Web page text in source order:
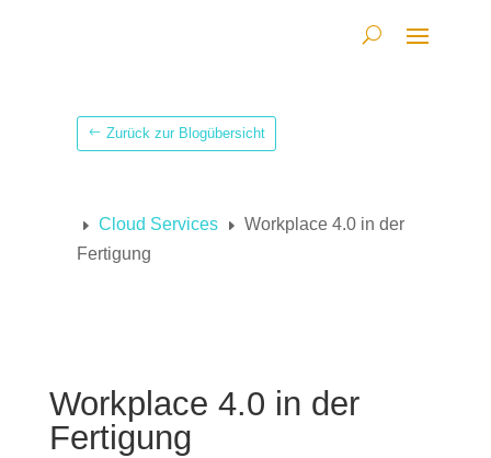
Zurück zur Blogübersicht
E Cloud Services E Workplace 4.0 in der
Fertigung
Workplace 4.0 in der
Fertigung